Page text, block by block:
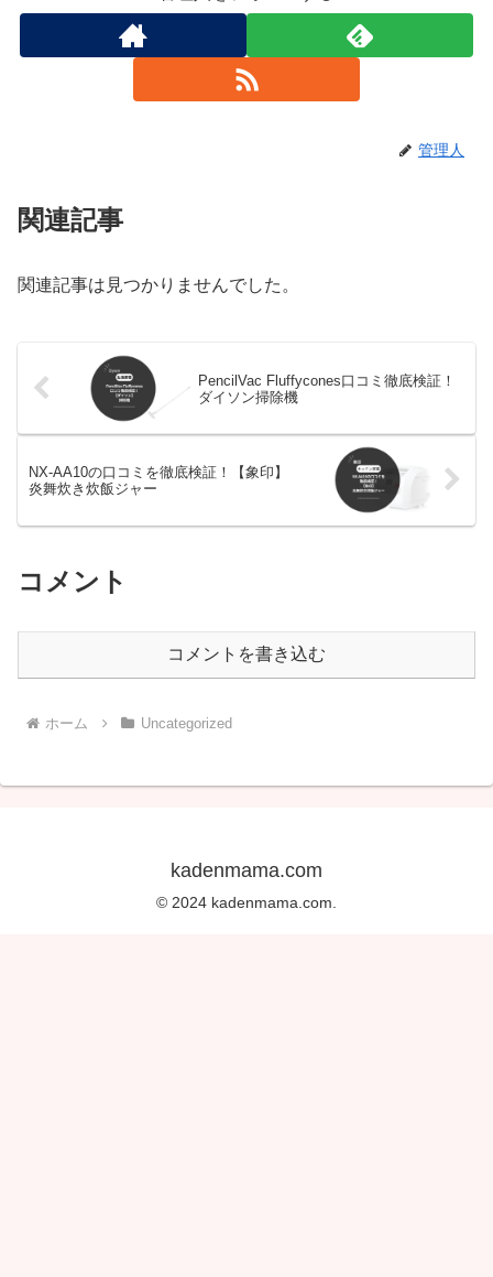
管理人
関連記事
関連記事は見つかりませんでした。
PencilVac Fluffycones口コミ徹底検証！
ダイソン掃除機
NX-AA10の口コミを徹底検証！【象印】
炎舞炊き炊飯ジャー
コメント
コメントを書き込む
ホーム Uncategorized
kadenmama.com
© 2024 kadenmama.com.